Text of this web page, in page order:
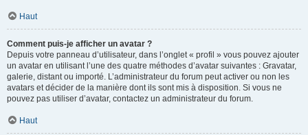
Haut
Comment puis-je afficher un avatar ?
Depuis votre panneau d’utilisateur, dans l’onglet « profil » vous pouvez ajouter
un avatar en utilisant l’une des quatre méthodes d’avatar suivantes : Gravatar,
galerie, distant ou importé. L’administrateur du forum peut activer ou non les
avatars et décider de la manière dont ils sont mis à disposition. Si vous ne
pouvez pas utiliser d’avatar, contactez un administrateur du forum.
Haut